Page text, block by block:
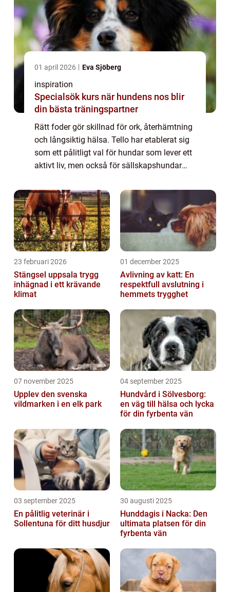
01 april 2026 Eva Sjöberg
inspiration
Specialsök kurs när hundens nos blir
din bästa träningspartner
Rätt foder gör skillnad för ork, återhämtning
och långsiktig hälsa. Tello har etablerat sig
som ett pålitligt val för hundar som lever ett
aktivt liv, men också för sällskapshundar
23 februari 2026
Stängsel uppsala trygg
inhägnad i ett krävande
klimat
01 december 2025
Avlivning av katt: En
respektfull avslutning i
hemmets trygghet
07 november 2025
Upplev den svenska
vildmarken i en elk park
04 september 2025
Hundvård i Sölvesborg:
en väg till hälsa och lycka
för din fyrbenta vän
03 september 2025
En pålitlig veterinär i
Sollentuna för ditt husdjur
30 augusti 2025
Hunddagis i Nacka: Den
ultimata platsen för din
fyrbenta vän